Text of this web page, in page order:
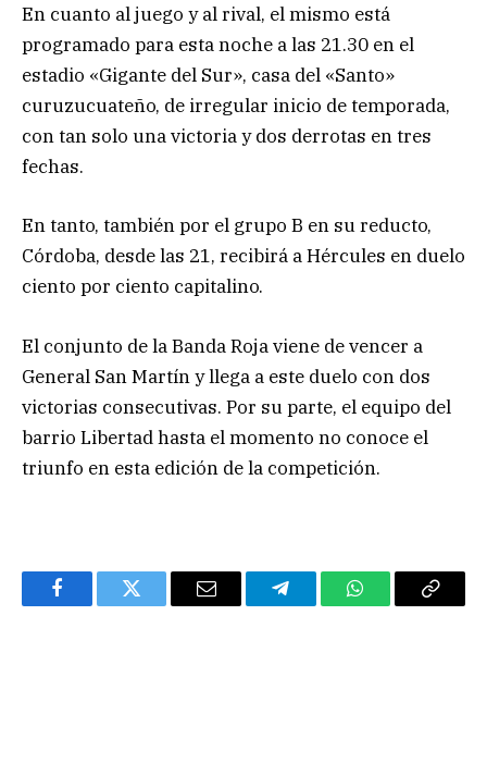
En cuanto al juego y al rival, el mismo está
programado para esta noche a las 21.30 en el
estadio «Gigante del Sur», casa del «Santo»
curuzucuateño, de irregular inicio de temporada,
con tan solo una victoria y dos derrotas en tres
fechas.
En tanto, también por el grupo B en su reducto,
Córdoba, desde las 21, recibirá a Hércules en duelo
ciento por ciento capitalino.
El conjunto de la Banda Roja viene de vencer a
General San Martín y llega a este duelo con dos
victorias consecutivas. Por su parte, el equipo del
barrio Libertad hasta el momento no conoce el
triunfo en esta edición de la competición.
FacebookTwitter Email TelegramWhatsAppCopy